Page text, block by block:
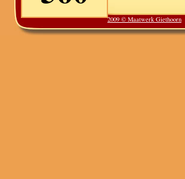
2009 © Maatwerk Giethoorn